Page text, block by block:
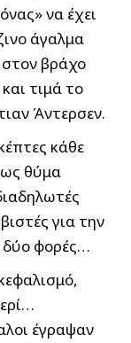
να έχει
άγαλμα
στον βράχο
τιμά το
Άντερσεν.
κάθε
θύμα
για την
δύο φορές…
έγραψαν